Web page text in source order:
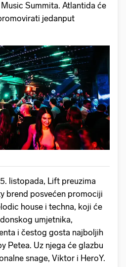
Summita. Atlantida će
jedanput
listopada, Lift preuzima
brend posvećen promociji
house i techna, koji će
umjetnika,
i čestog gosta najboljih
Petea. Uz njega će glazbu
snage, Viktor i HeroY.